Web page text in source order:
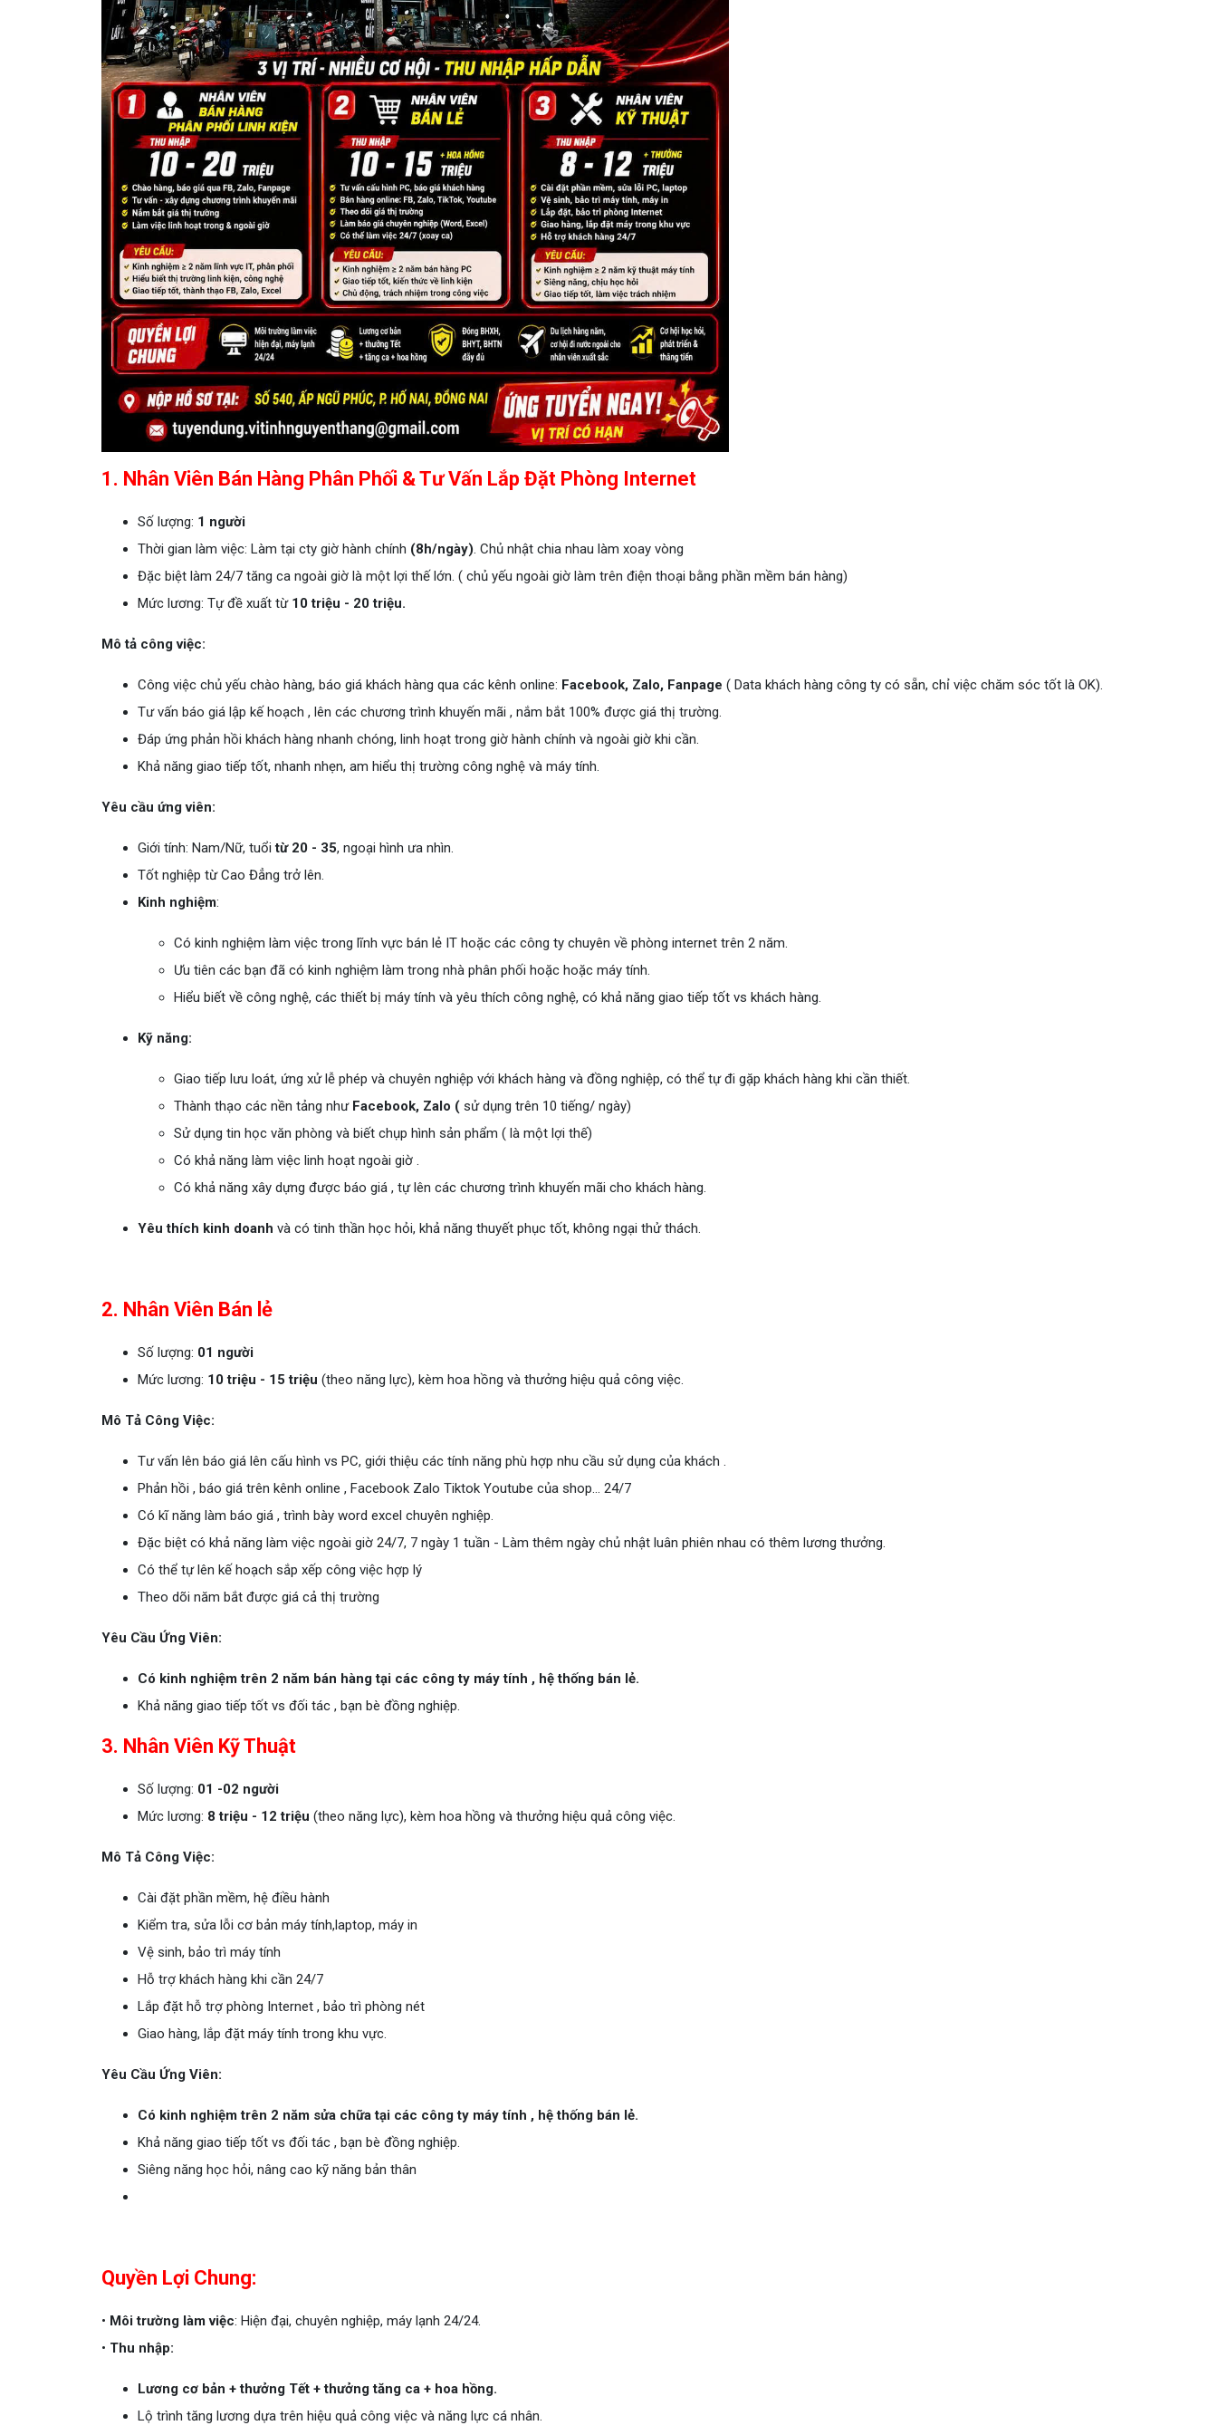
1. Nhân Viên Bán Hàng Phân Phối & Tư Vấn Lắp Đặt Phòng Internet
Số lượng: 1 người
Thời gian làm việc: Làm tại cty giờ hành chính (8h/ngày). Chủ nhật chia nhau làm xoay vòng
Đặc biệt làm 24/7 tăng ca ngoài giờ là một lợi thế lớn. ( chủ yếu ngoài giờ làm trên điện thoại bằng phần mềm bán hàng)
Mức lương: Tự đề xuất từ 10 triệu - 20 triệu.
Mô tả công việc:
Công việc chủ yếu chào hàng, báo giá khách hàng qua các kênh online: Facebook, Zalo, Fanpage ( Data khách hàng công ty có sẵn, chỉ việc chăm sóc tốt là OK).
Tư vấn báo giá lập kế hoạch , lên các chương trình khuyến mãi , nắm bắt 100% được giá thị trường.
Đáp ứng phản hồi khách hàng nhanh chóng, linh hoạt trong giờ hành chính và ngoài giờ khi cần.
Khả năng giao tiếp tốt, nhanh nhẹn, am hiểu thị trường công nghệ và máy tính.
Yêu cầu ứng viên:
Giới tính: Nam/Nữ, tuổitừ 20 - 35, ngoại hình ưa nhìn.
Tốt nghiệp từ Cao Đẳng trở lên.
Kinh nghiệm:
Có kinh nghiệm làm việc trong lĩnh vực bán lẻ IT hoặc các công ty chuyên về phòng internet trên 2 năm.
Ưu tiên các bạn đã có kinh nghiệm làm trong nhà phân phối hoặc hoặc máy tính.
Hiểu biết về công nghệ, các thiết bị máy tính và yêu thích công nghệ, có khả năng giao tiếp tốt vs khách hàng.
Kỹ năng:
Giao tiếp lưu loát, ứng xử lễ phép và chuyên nghiệp với khách hàng và đồng nghiệp, có thể tự đi gặp khách hàng khi cần thiết.
Thành thạo các nền tảng nhưFacebook, Zalo ( sử dụng trên 10 tiếng/ ngày)
Sử dụng tin học văn phòng và biết chụp hình sản phẩm ( là một lợi thế)
Có khả năng làm việc linh hoạt ngoài giờ .
Có khả năng xây dựng được báo giá , tự lên các chương trình khuyến mãi cho khách hàng.
Yêu thích kinh doanh và có tinh thần học hỏi, khả năng thuyết phục tốt, không ngại thử thách.
2. Nhân Viên Bán lẻ
Số lượng: 01 người
Mức lương: 10 triệu - 15 triệu (theo năng lực), kèm hoa hồng và thưởng hiệu quả công việc.
Mô Tả Công Việc:
Tư vấn lên báo giá lên cấu hình vs PC, giới thiệu các tính năng phù hợp nhu cầu sử dụng của khách .
Phản hồi , báo giá trên kênh online , Facebook Zalo Tiktok Youtube của shop... 24/7
Có kĩ năng làm báo giá , trình bày word excel chuyên nghiệp.
Đặc biệt có khả năng làm việc ngoài giờ 24/7, 7 ngày 1 tuần - Làm thêm ngày chủ nhật luân phiên nhau có thêm lương thưởng.
Có thể tự lên kế hoạch sắp xếp công việc hợp lý
Theo dõi năm bắt được giá cả thị trường
Yêu Cầu Ứng Viên:
Có kinh nghiệm trên 2 năm bán hàng tại các công ty máy tính , hệ thống bán lẻ.
Khả năng giao tiếp tốt vs đối tác , bạn bè đồng nghiệp.
3. Nhân Viên Kỹ Thuật
Số lượng: 01 -02 người
Mức lương: 8 triệu - 12 triệu (theo năng lực), kèm hoa hồng và thưởng hiệu quả công việc.
Mô Tả Công Việc:
Cài đặt phần mềm, hệ điều hành
Kiểm tra, sửa lỗi cơ bản máy tính,laptop, máy in
Vệ sinh, bảo trì máy tính
Hỗ trợ khách hàng khi cần 24/7
Lắp đặt hỗ trợ phòng Internet , bảo trì phòng nét
Giao hàng, lắp đặt máy tính trong khu vực.
Yêu Cầu Ứng Viên:
Có kinh nghiệm trên 2 năm sửa chữa tại các công ty máy tính , hệ thống bán lẻ.
Khả năng giao tiếp tốt vs đối tác , bạn bè đồng nghiệp.
Siêng năng học hỏi, nâng cao kỹ năng bản thân
Quyền Lợi Chung:
• Môi trường làm việc: Hiện đại, chuyên nghiệp, máy lạnh 24/24.
• Thu nhập:
Lương cơ bản + thưởng Tết + thưởng tăng ca + hoa hồng.
Lộ trình tăng lương dựa trên hiệu quả công việc và năng lực cá nhân.